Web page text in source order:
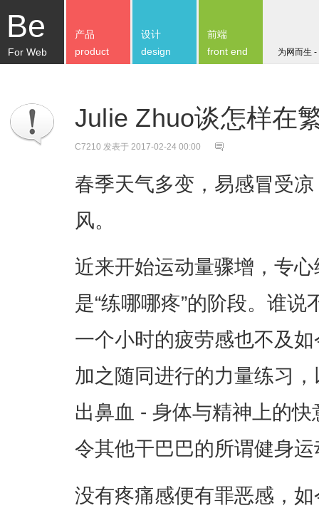
Be
For Web 为网而生
产品
product
设计
design
前端
front end
Julie Zhuo谈怎样在
C7210 发表于 2017-02-24 00:00
春季天气多变，易感冒受
风。
近来开始运动量骤增，专
是“练哪哪疼”的阶段。谁
一个小时的疲劳感也不及
加之随同进行的力量练习
出鼻血 - 身体与精神上的
令其他干巴巴的所谓健身
没有疼痛感便有罪恶感，